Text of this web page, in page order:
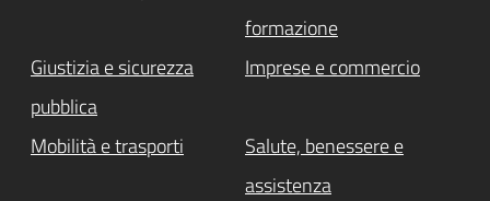
formazione
Giustizia e sicurezza
pubblica
Imprese e commercio
Mobilità e trasporti
Salute, benessere e
assistenza